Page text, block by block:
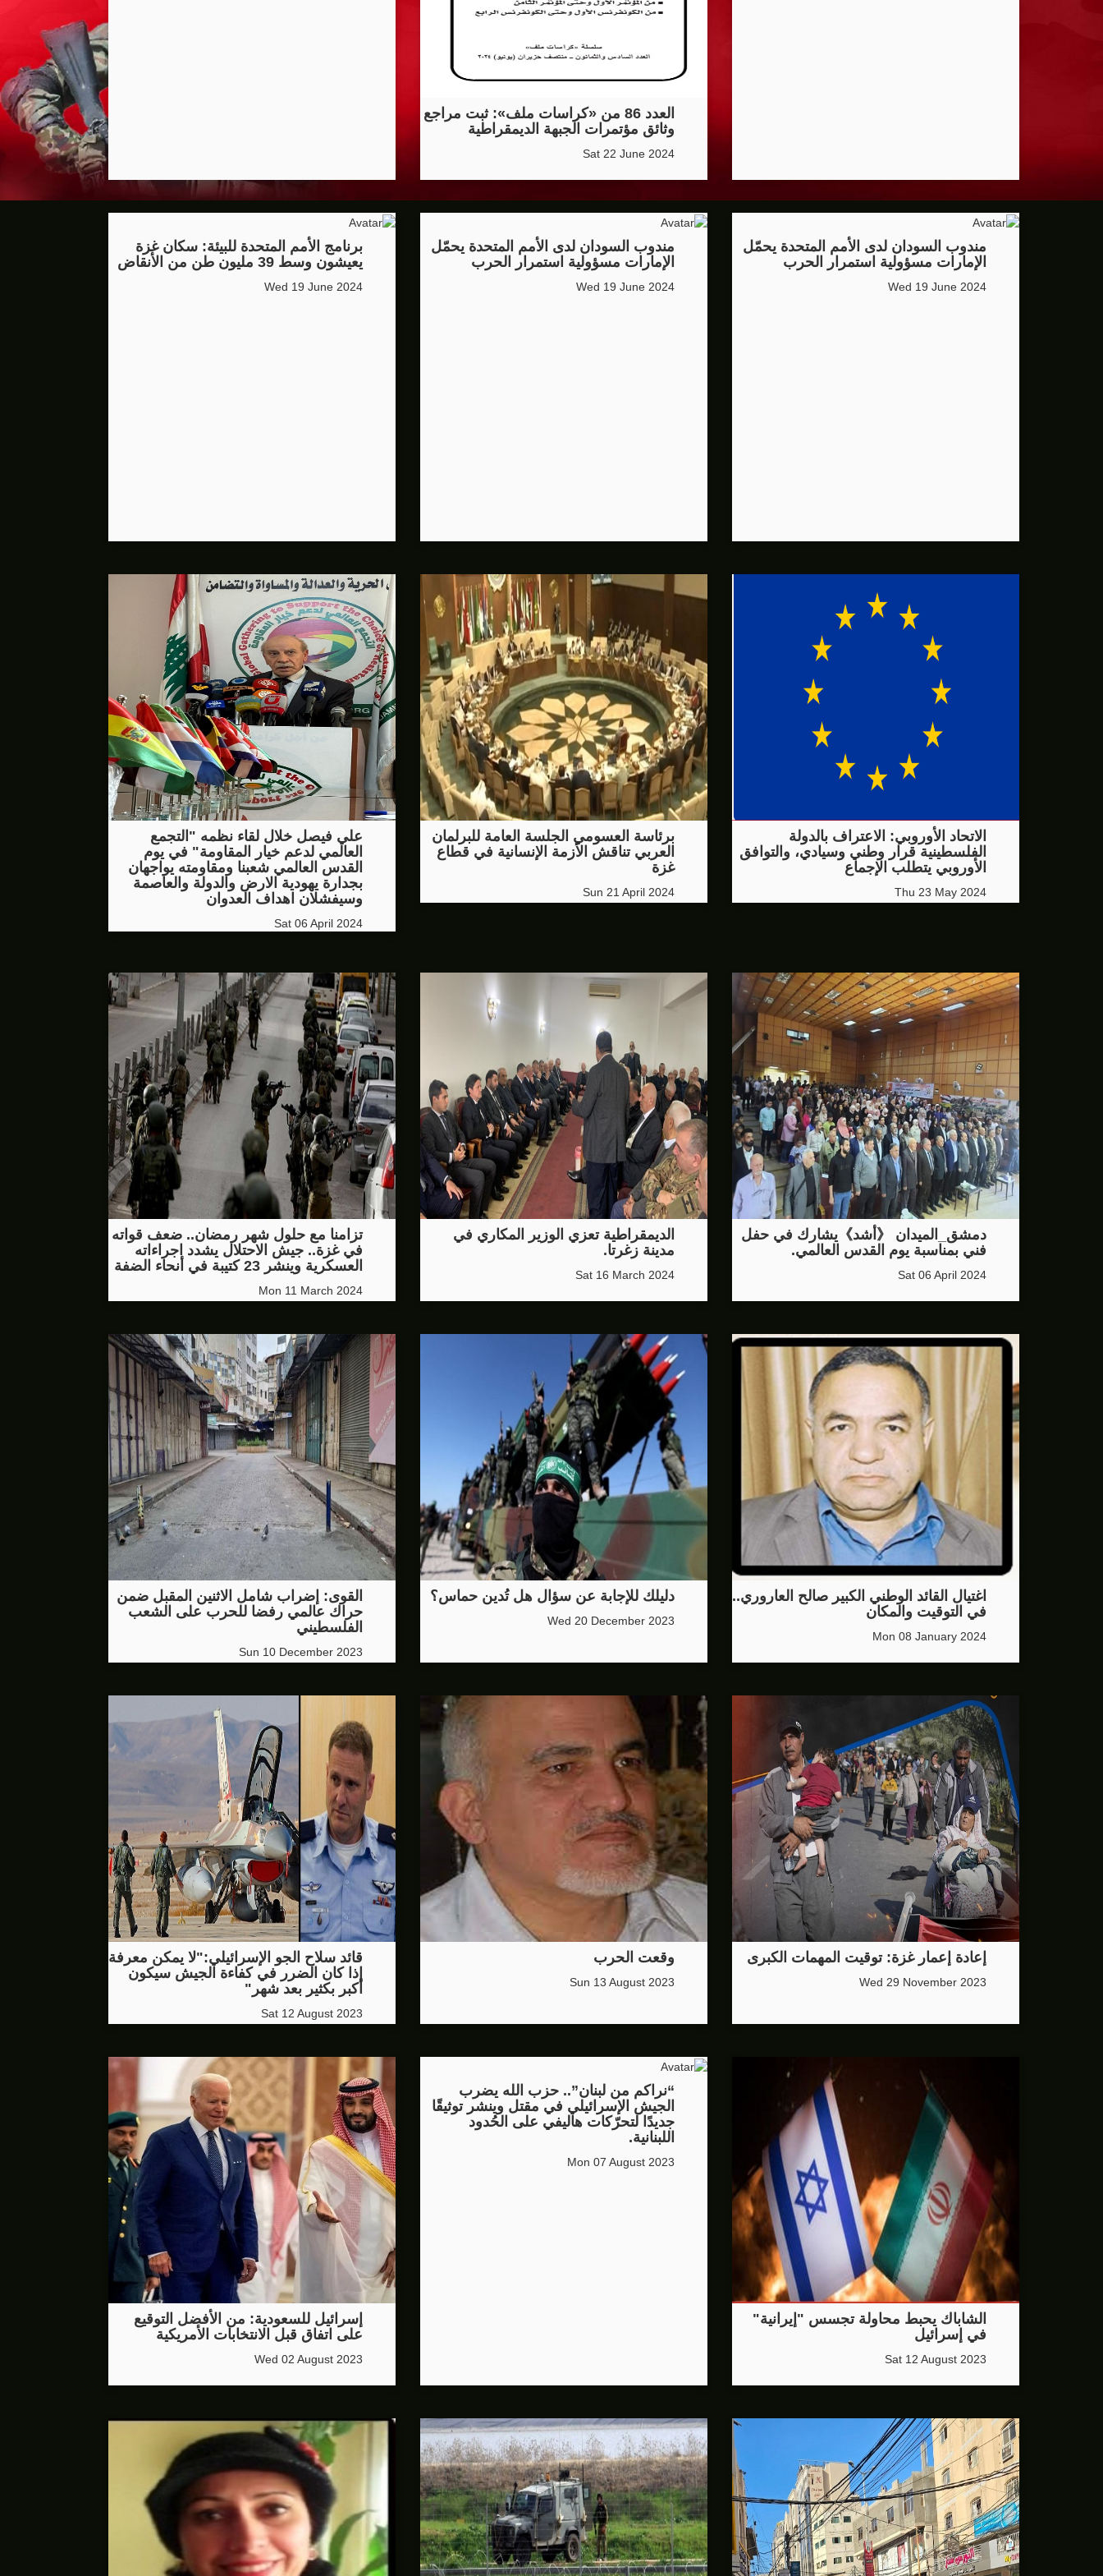
إيران تهدد بمهاجمة دول الخليج إذا تعرضت لهجمات أمريكية جديدة
الدفاع الروسية: ضربنا سفينتين محملتين بشحنات عسكرية قبالة سواحل أوديسا
التماس للسماح لطبيب مستقل بفحص حسام أبو صفية
الرئيس الإيراني: التواصل مع خامنئي "صعب للغاية" حاليا
جيش الاحتلال يعلن مقتل جنديين وإصابة 4 جنوب لبنان
"وول ستريت" ترتفع بدعم آمال التهدئة في الشرق الأوسط
العدد 86 من «كراسات ملف»: ثبت مراجع
وثائق مؤتمرات الجبهة الديمقراطية
Sat 22 June 2024
مندوب السودان لدى الأمم المتحدة يحمّل
الإمارات مسؤولية استمرار الحرب
Wed 19 June 2024
مندوب السودان لدى الأمم المتحدة يحمّل
الإمارات مسؤولية استمرار الحرب
Wed 19 June 2024
برنامج الأمم المتحدة للبيئة: سكان غزة
يعيشون وسط 39 مليون طن من الأنقاض
Wed 19 June 2024
الاتحاد الأوروبي: الاعتراف بالدولة
الفلسطينية قرار وطني وسيادي، والتوافق
الأوروبي يتطلب الإجماع
Thu 23 May 2024
برئاسة العسومي الجلسة العامة للبرلمان
العربي تناقش الأزمة الإنسانية في قطاع
غزة
Sun 21 April 2024
علي فيصل خلال لقاء نظمه "التجمع
العالمي لدعم خيار المقاومة" في يوم
القدس العالمي شعبنا ومقاومته يواجهان
بجدارة يهودية الارض والدولة والعاصمة
وسيفشلان اهداف العدوان
Sat 06 April 2024
دمشق_الميدان 《أشد》يشارك في حفل
فني بمناسبة يوم القدس العالمي.
Sat 06 April 2024
الديمقراطية تعزي الوزير المكاري في
مدينة زغرتا.
Sat 16 March 2024
تزامنا مع حلول شهر رمضان.. ضعف قواته
في غزة.. جيش الاحتلال يشدد اجراءاته
العسكرية وينشر 23 كتيبة في أنحاء الضفة
Mon 11 March 2024
اغتيال القائد الوطني الكبير صالح العاروري..
في التوقيت والمكان
Mon 08 January 2024
دليلك للإجابة عن سؤال هل تُدين حماس؟
Wed 20 December 2023
القوى: إضراب شامل الاثنين المقبل ضمن
حراك عالمي رفضا للحرب على الشعب
الفلسطيني
Sun 10 December 2023
إعادة إعمار غزة: توقيت المهمات الكبرى
Wed 29 November 2023
وقعت الحرب
Sun 13 August 2023
قائد سلاح الجو الإسرائيلي:"لا يمكن معرفة
إذا كان الضرر في كفاءة الجيش سيكون
أكبر بكثير بعد شهر"
Sat 12 August 2023
الشاباك يحبط محاولة تجسس "إيرانية"
في إسرائيل
Sat 12 August 2023
“نراكم من لبنان”.. حزب الله يضرب
الجيش الإسرائيلي في مقتل وينشر توثيقًا
جديدًا لتحرّكات هاليفي على الحُدود
اللبنانية.
Mon 07 August 2023
إسرائيل للسعودية: من الأفضل التوقيع
على اتفاق قبل الانتخابات الأمريكية
Wed 02 August 2023